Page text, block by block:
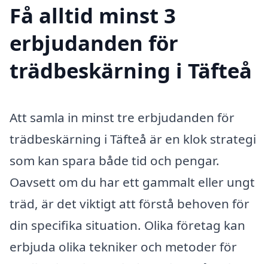
Få alltid minst 3
erbjudanden för
trädbeskärning i Täfteå
Att samla in minst tre erbjudanden för
trädbeskärning i Täfteå är en klok strategi
som kan spara både tid och pengar.
Oavsett om du har ett gammalt eller ungt
träd, är det viktigt att förstå behoven för
din specifika situation. Olika företag kan
erbjuda olika tekniker och metoder för